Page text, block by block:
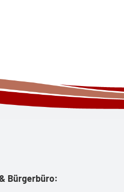
Bürgerbüro: